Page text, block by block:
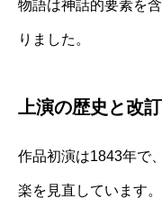
物語は神話的要素を
りました。
上演の歴史と改訂
作品初演は1843年で
楽を見直しています